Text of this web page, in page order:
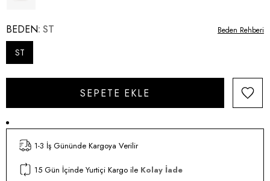
BEDEN ST
ST
Beden Rehberi
1-3 İş Gününde Kargoya Verilir
15 Gün İçinde Yurtiçi Kargo ile Kolay İade